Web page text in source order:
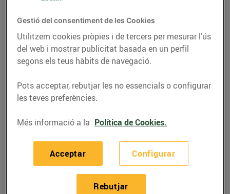
RECEPTES
Recepta de fondue de
Gestió del consentiment de les Cookies
Utilitzem cookies pròpies i de tercers per mesurar l’ús
del web i mostrar publicitat basada en un perfil
segons els teus hàbits de navegació.
Pots acceptar, rebutjar les no essencials o configurar
les teves preferències.
Més informació a la Política de Cookies.
Configurar
Rebutjar
Acceptar